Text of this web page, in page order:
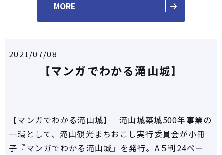
MORE
2021/07/08
【マンガでわかる滝山城】
【マンガでわかる滝山城】 滝山城築城500年事業の
一環として、滝山観光まちおこし実行委員会が小冊
子『マンガでわかる滝山城』を発行。A５判24ペー